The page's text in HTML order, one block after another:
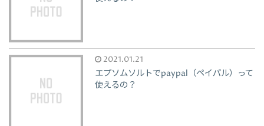
2021.01.21
エプソムソルトでpaypal（ペイパル）って
使えるの？